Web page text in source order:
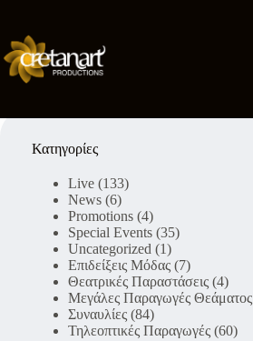
περιεχόμενο
Κατηγορίες
Live (133)
News (6)
Promotions (4)
Special Events (35)
Uncategorized (1)
Επιδείξεις Μόδας (7)
Θεατρικές Παραστάσεις (4)
Μεγάλες Παραγωγές Θεάματος
Συναυλίες (84)
Τηλεοπτικές Παραγωγές (60)